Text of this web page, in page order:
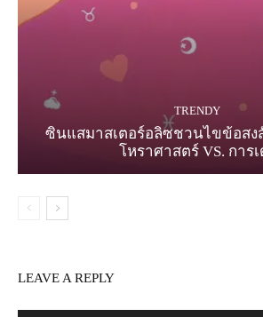
TRENDY
ซินแสมาสเตอร์อลิซชวนไขข้อสง
โหราศาสตร์ VS. การ
LEAVE A REPLY